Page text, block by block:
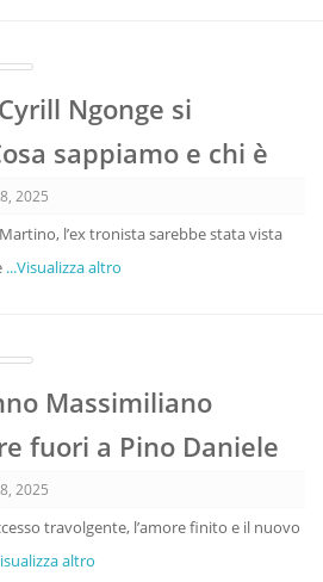
Ngonge si
sappiamo e chi è
2025
l’ex tronista sarebbe stata vista
...Visualizza altro
Massimiliano
fuori a Pino Daniele
2025
travolgente, l’amore finito e il nuovo
altro